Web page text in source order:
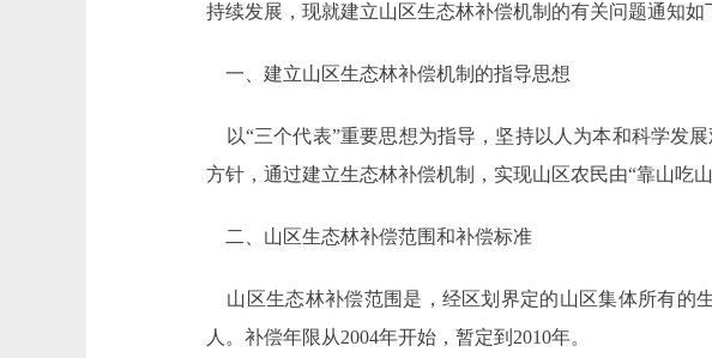
持续发展，现就建立山区生态林补偿机制的有关问题通知如
一、建立山区生态林补偿机制的指导思想
以“三个代表”重要思想为指导，坚持以人为本和科学发
方针，通过建立生态林补偿机制，实现山区农民由“靠山吃
二、山区生态林补偿范围和补偿标准
山区生态林补偿范围是，经区划界定的山区集体所有的
人。补偿年限从2004年开始，暂定到2010年。